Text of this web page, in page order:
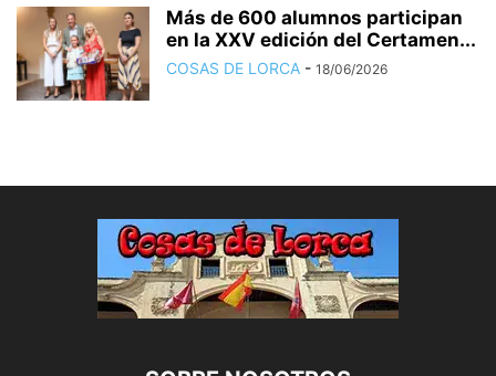
Más de 600 alumnos participan
en la XXV edición del Certamen...
COSAS DE LORCA - 18/06/2026